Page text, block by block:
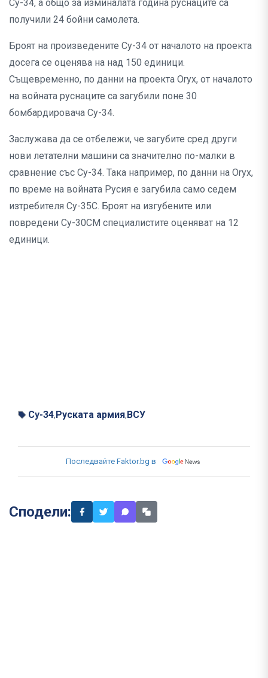
Су-34, а общо за изминалата година руснаците са
получили 24 бойни самолета.
Броят на произведените Су-34 от началото на проекта
досега се оценява на над 150 единици.
Същевременно, по данни на проекта Oryx, от началото
на войната руснаците са загубили поне 30
бомбардировача Су-34.
Заслужава да се отбележи, че загубите сред други
нови летателни машини са значително по-малки в
сравнение със Су-34. Така например, по данни на Oryx,
по време на войната Русия е загубила само седем
изтребителя Су-35С. Броят на изгубените или
повредени Су-30СМ специалистите оценяват на 12
единици.
Су-34, Руската армия, ВСУ
Последвайте Faktor.bg в
Сподели: